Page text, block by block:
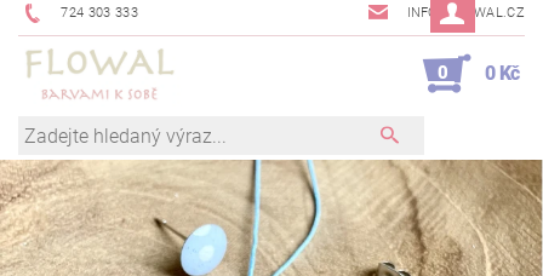
724 303 333 INFO@FLOWAL.CZ
0 0 Kč